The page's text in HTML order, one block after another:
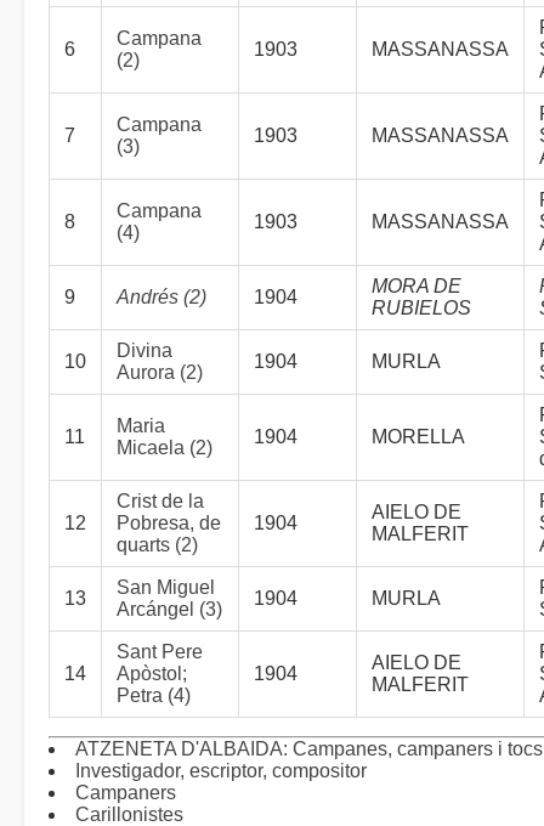
6
Campana
(2)
1903 MASSANASSA
7
Campana
(3)
1903 MASSANASSA
8
Campana
(4)
1903 MASSANASSA
9 Andrés (2) 1904
MORA DE
RUBIELOS
10
Divina
Aurora (2)
1904 MURLA
11
Maria
Micaela (2)
1904 MORELLA
12
Crist de la
Pobresa, de
quarts (2)
1904
AIELO DE
MALFERIT
13
San Miguel
Arcángel (3)
1904 MURLA
14
Sant Pere
Apòstol;
Petra (4)
1904
AIELO DE
MALFERIT
ATZENETA D'ALBAIDA: Campanes, campaners i tocs
Investigador, escriptor, compositor
Campaners
Carillonistes